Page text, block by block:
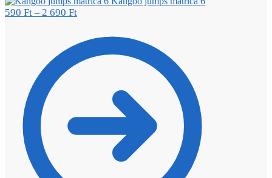
590 Ft – 2 690 Ft